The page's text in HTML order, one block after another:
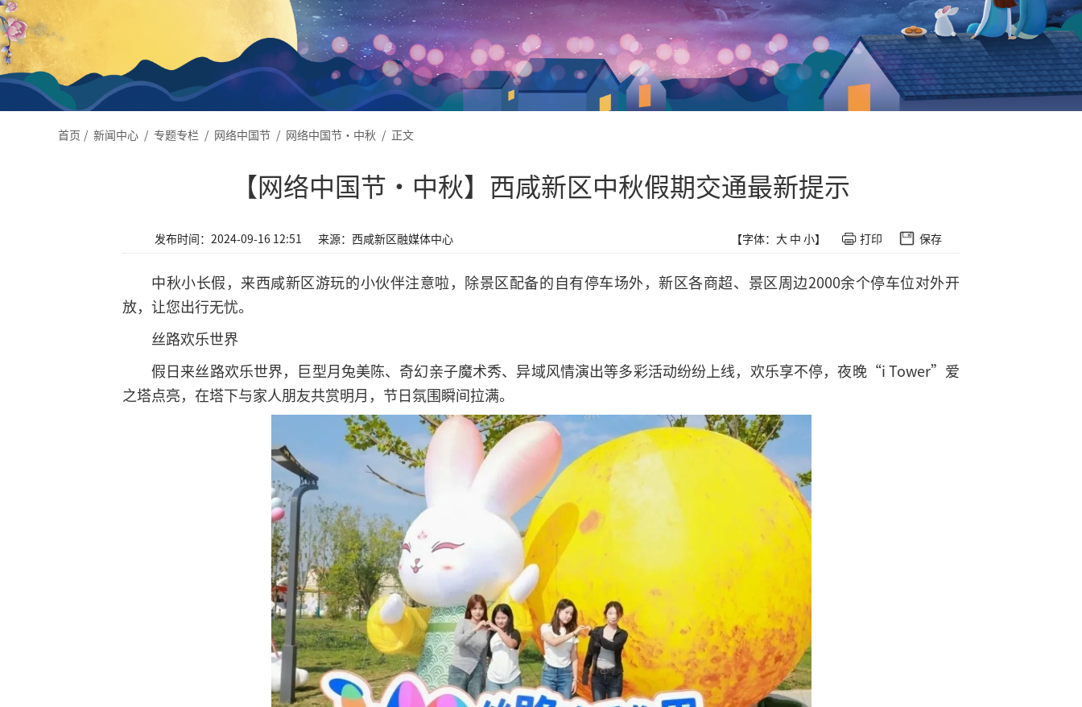
首页 / 新闻中心 / 专题专栏 / 网络中国节 / 网络中国节·中秋 / 正文
【网络中国节·中秋】西咸新区中秋假期交通最新提示
发布时间：2024-09-16 12:51 来源：西咸新区融媒体中心 【字体： 大 中 小】 打印 保存
中秋小长假，来西咸新区游玩的小伙伴注意啦，除景区配备的自有停车场外，新区各商超、景区周边2000余个停车位对外开
放，让您出行无忧。
丝路欢乐世界
假日来丝路欢乐世界，巨型月兔美陈、奇幻亲子魔术秀、异域风情演出等多彩活动纷纷上线，欢乐享不停，夜晚“i Tower”爱
之塔点亮，在塔下与家人朋友共赏明月，节日氛围瞬间拉满。